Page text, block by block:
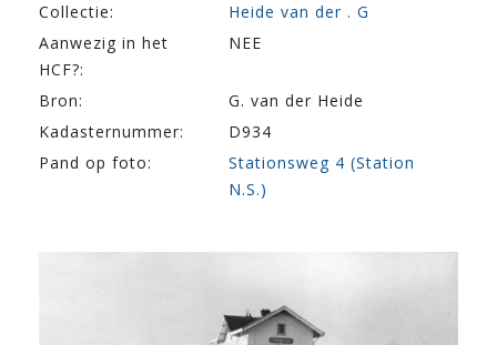
Collectie:
Heide van der . G
Aanwezig in het
HCF?:
NEE
Bron:
G. van der Heide
Kadasternummer:
D934
Pand op foto:
Stationsweg 4 (Station
N.S.)